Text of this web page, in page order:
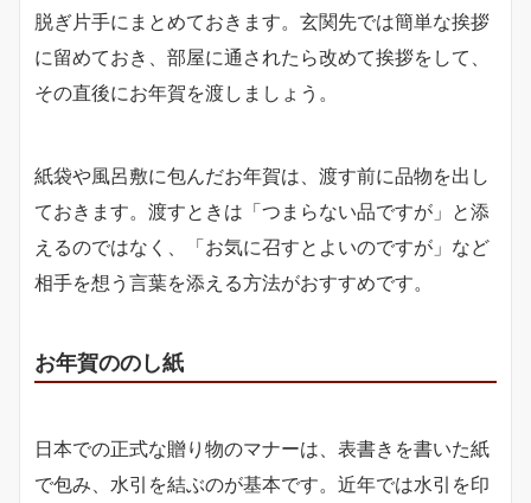
脱ぎ片手にまとめておきます。玄関先では簡単な挨拶
に留めておき、部屋に通されたら改めて挨拶をして、
その直後にお年賀を渡しましょう。
紙袋や風呂敷に包んだお年賀は、渡す前に品物を出し
ておきます。渡すときは「つまらない品ですが」と添
えるのではなく、「お気に召すとよいのですが」など
相手を想う言葉を添える方法がおすすめです。
お年賀ののし紙
日本での正式な贈り物のマナーは、表書きを書いた紙
で包み、水引を結ぶのが基本です。近年では水引を印